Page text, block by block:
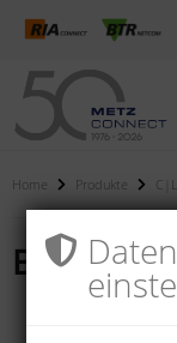
Home Produkte
BMT-RTR